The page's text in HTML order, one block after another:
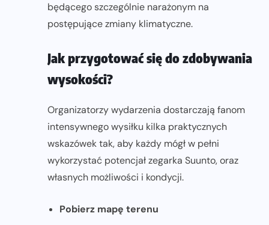
będącego szczególnie narażonym na
postępujące zmiany klimatyczne.
Jak przygotować się do zdobywania
wysokości?
Organizatorzy wydarzenia dostarczają fanom
intensywnego wysiłku kilka praktycznych
wskazówek tak, aby każdy mógł w pełni
wykorzystać potencjał zegarka Suunto, oraz
własnych możliwości i kondycji.
Pobierz mapę terenu